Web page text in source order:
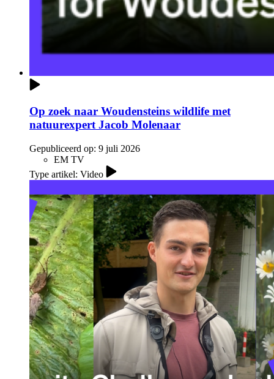
Op zoek naar Woudensteins wildlife met
natuurexpert Jacob Molenaar
Gepubliceerd op: 9 juli 2026
EM TV
Type artikel: Video